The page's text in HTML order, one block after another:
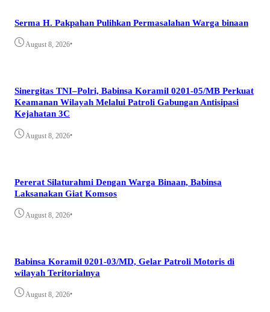
Serma H. Pakpahan Pulihkan Permasalahan Warga binaan
August 8, 2026•
Sinergitas TNI–Polri, Babinsa Koramil 0201-05/MB Perkuat
Keamanan Wilayah Melalui Patroli Gabungan Antisipasi
Kejahatan 3C
August 8, 2026•
Pererat Silaturahmi Dengan Warga Binaan, Babinsa
Laksanakan Giat Komsos
August 8, 2026•
Babinsa Koramil 0201-03/MD, Gelar Patroli Motoris di
wilayah Teritorialnya
August 8, 2026•